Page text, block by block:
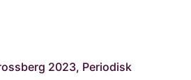
2023, Periodisk